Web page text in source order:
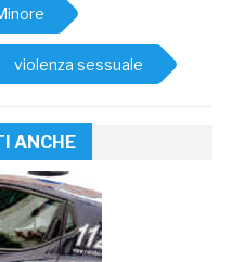
violenza sessuale
ANCHE